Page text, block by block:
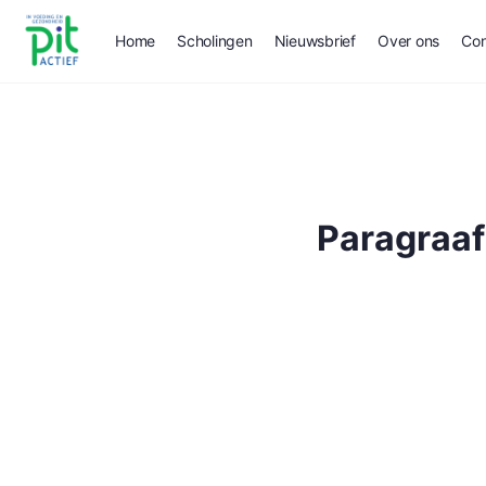
Home Scholingen Nieuwsbrief Over ons
Paragraaf